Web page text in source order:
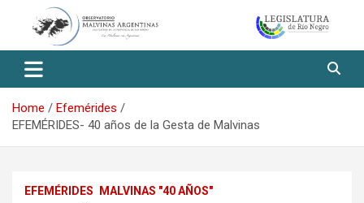
Observatorio Malvinas – Río
Negro
Home
Efemérides
EFEMÉRIDES- 40 años de la Gesta de Malvinas
EFEMÉRIDES MALVINAS "40 AÑOS"